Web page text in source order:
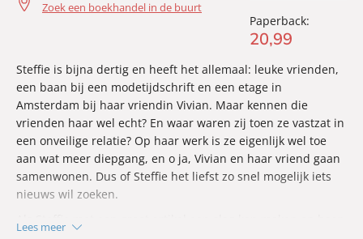
Paperback:
20,99
Zoek een boekhandel in de buurt
Steffie is bijna dertig en heeft het allemaal: leuke vrienden,
een baan bij een modetijdschrift en een etage in
Amsterdam bij haar vriendin Vivian. Maar kennen die
vrienden haar wel echt? En waar waren zij toen ze vastzat in
een onveilige relatie? Op haar werk is ze eigenlijk wel toe
aan wat meer diepgang, en o ja, Vivian en haar vriend gaan
samenwonen. Dus of Steffie het liefst zo snel mogelijk iets
nieuws wil zoeken.
Lees meer